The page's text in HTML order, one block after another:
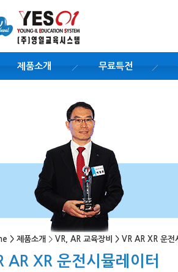
제품소개 무료특전
> 제품소개 > VR, AR 교육장비 > VR AR XR 운전
AR XR 운전시뮬레이터